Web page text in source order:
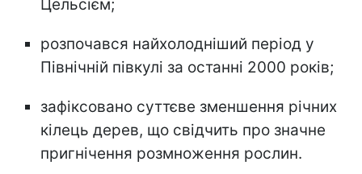
Цельсієм;
розпочався найхолодніший період у
Північній півкулі за останні 2000 років;
зафіксовано суттєве зменшення річних
кілець дерев, що свідчить про значне
пригнічення розмноження рослин.